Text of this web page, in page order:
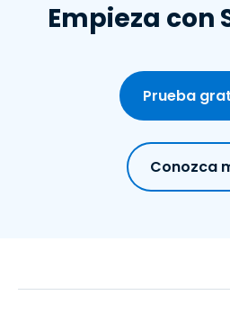
Empieza con
Prueba
Conozca